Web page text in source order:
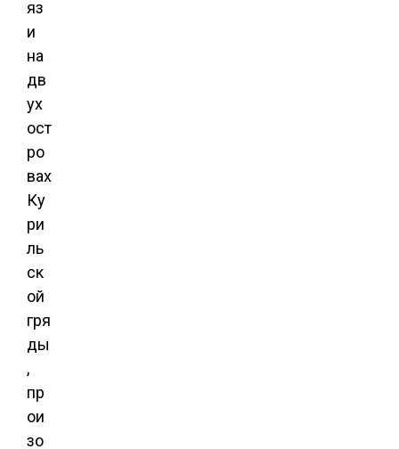
яз
и
на
дв
ух
ост
ро
вах
Ку
ри
ль
ск
ой
гря
ды
,
пр
ои
зо